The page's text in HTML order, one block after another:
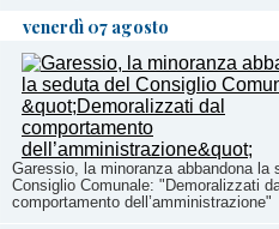
venerdì 07 agosto
Garessio, la minoranza abbandona la
Consiglio Comunale: "Demoralizzati
comportamento dell’amministrazione"